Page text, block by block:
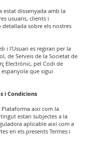
estat dissenyada amb la
usuaris, clients i
sobre els nostres
i l'Usuari es regiran per la
de Serveis de la Societat de
Electrònic, pel Codi de
que sigui
i Condicions
Plataforma així com la
estan subjectes a la
aplicable així com a
en els presents Termes i